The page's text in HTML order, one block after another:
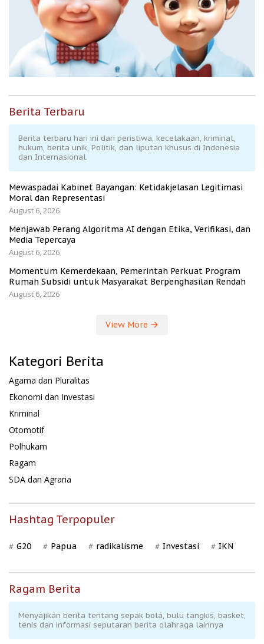
Berita Terbaru
Berita terbaru hari ini dari peristiwa, kecelakaan, kriminal,
hukum, berita unik, Politik, dan liputan khusus di Indonesia
dan Internasional.
Mewaspadai Kabinet Bayangan: Ketidakjelasan Legitimasi
Moral dan Representasi
August 6, 2026
Menjawab Perang Algoritma AI dengan Etika, Verifikasi, dan
Media Tepercaya
August 6, 2026
Momentum Kemerdekaan, Pemerintah Perkuat Program
Rumah Subsidi untuk Masyarakat Berpenghasilan Rendah
August 6, 2026
View More
Kategori Berita
Agama dan Pluralitas
Ekonomi dan Investasi
Kriminal
Otomotif
Polhukam
Ragam
SDA dan Agraria
Hashtag Terpopuler
G20 Papua radikalisme Investasi IKN
Ragam Berita
Menyajikan berita tentang sepak bola, bulu tangkis, basket,
tenis dan informasi seputaran berita olahraga lainnya